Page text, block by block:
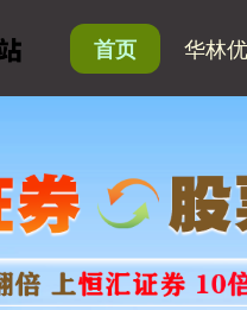
首页 华林